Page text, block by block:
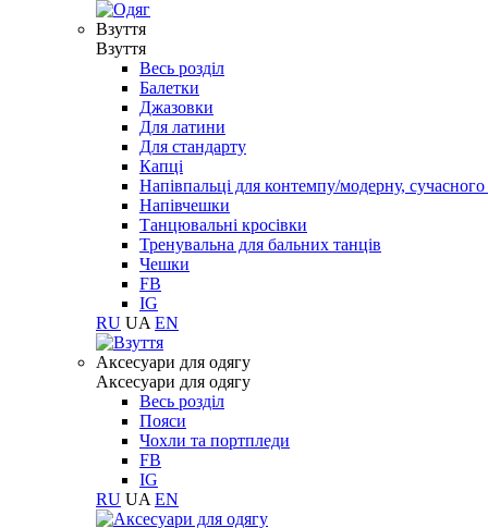
Взуття
Взуття
Весь розділ
Балетки
Джазовки
Для латини
Для стандарту
Капці
Напівпальці для контемпу/модерну,
Напівчешки
Танцювальні кросівки
Тренувальна для бальних танців
Чешки
FB
IG
RU UA EN
Aксесуари для одягу
Aксесуари для одягу
Весь розділ
Пояси
Чохли та портпледи
FB
IG
RU UA EN